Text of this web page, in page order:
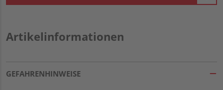
Artikelinformationen
GEFAHRENHINWEISE